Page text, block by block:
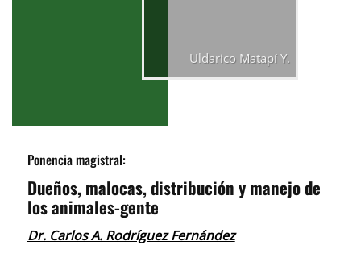
Uldarico Matapí Y.
Ponencia magistral:
Dueños, malocas, distribución y manejo de
los animales-gente
Dr. Carlos A. Rodríguez Fernández